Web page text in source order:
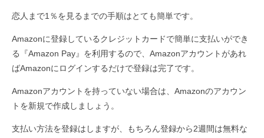
恋人まで1％を見るまでの手順はとても簡単です。
Amazonに登録しているクレジットカードで簡単に支払いができ
る『Amazon Pay』を利用するので、Amazonアカウントがあれ
ばAmazonにログインするだけで登録は完了です。
Amazonアカウントを持っていない場合は、Amazonのアカウン
トを新規で作成しましょう。
支払い方法を登録はしますが、もちろん登録から2週間は無料な